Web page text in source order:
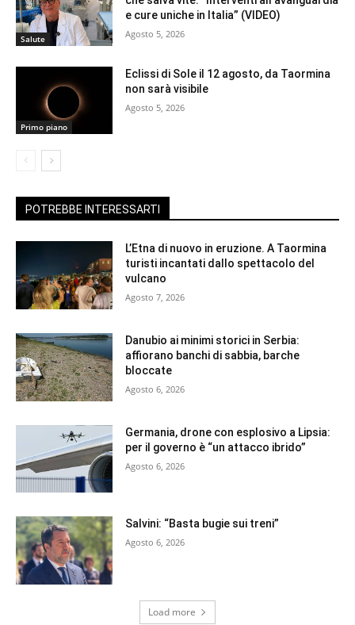
Salute
e cure uniche in Italia” (VIDEO)
Agosto 5, 2026
Primo piano
Eclissi di Sole il 12 agosto, da Taormina
non sarà visibile
Agosto 5, 2026
POTREBBE INTERESSARTI
L’Etna di nuovo in eruzione. A Taormina
turisti incantati dallo spettacolo del
vulcano
Agosto 7, 2026
Danubio ai minimi storici in Serbia:
affiorano banchi di sabbia, barche
bloccate
Agosto 6, 2026
Germania, drone con esplosivo a Lipsia:
per il governo è “un attacco ibrido”
Agosto 6, 2026
Salvini: “Basta bugie sui treni”
Agosto 6, 2026
Load more